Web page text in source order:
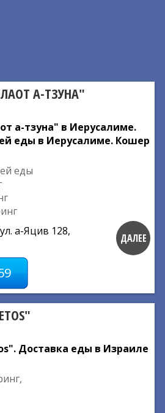
А-ТЗУНА"
а-тзуна" в Иерусалиме.
еды в Иерусалиме. Кошер
еды
а-Яцив 128,
ДАЛЕЕ
Доставка еды в Израиле